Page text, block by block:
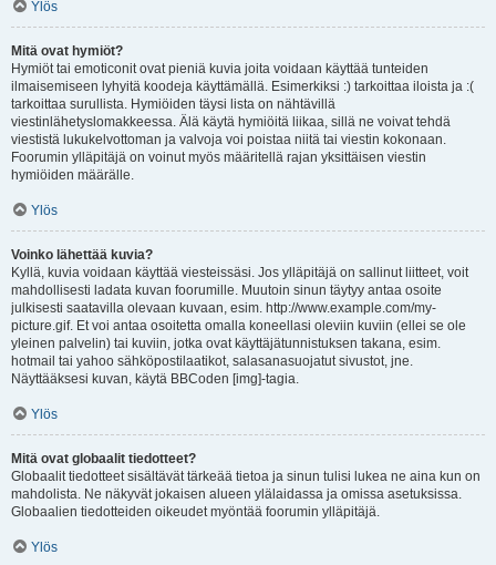
Ylös
Mitä ovat hymiöt?
Hymiöt tai emoticonit ovat pieniä kuvia joita voidaan käyttää tunteiden
ilmaisemiseen lyhyitä koodeja käyttämällä. Esimerkiksi :) tarkoittaa iloista ja :(
tarkoittaa surullista. Hymiöiden täysi lista on nähtävillä
viestinlähetyslomakkeessa. Älä käytä hymiöitä liikaa, sillä ne voivat tehdä
viestistä lukukelvottoman ja valvoja voi poistaa niitä tai viestin kokonaan.
Foorumin ylläpitäjä on voinut myös määritellä rajan yksittäisen viestin
hymiöiden määrälle.
Ylös
Voinko lähettää kuvia?
Kyllä, kuvia voidaan käyttää viesteissäsi. Jos ylläpitäjä on sallinut liitteet, voit
mahdollisesti ladata kuvan foorumille. Muutoin sinun täytyy antaa osoite
julkisesti saatavilla olevaan kuvaan, esim. http://www.example.com/my-
picture.gif. Et voi antaa osoitetta omalla koneellasi oleviin kuviin (ellei se ole
yleinen palvelin) tai kuviin, jotka ovat käyttäjätunnistuksen takana, esim.
hotmail tai yahoo sähköpostilaatikot, salasanasuojatut sivustot, jne.
Näyttääksesi kuvan, käytä BBCoden [img]-tagia.
Ylös
Mitä ovat globaalit tiedotteet?
Globaalit tiedotteet sisältävät tärkeää tietoa ja sinun tulisi lukea ne aina kun on
mahdolista. Ne näkyvät jokaisen alueen ylälaidassa ja omissa asetuksissa.
Globaalien tiedotteiden oikeudet myöntää foorumin ylläpitäjä.
Ylös